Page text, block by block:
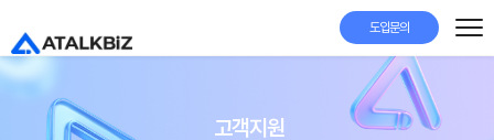
도입문의
고객지원